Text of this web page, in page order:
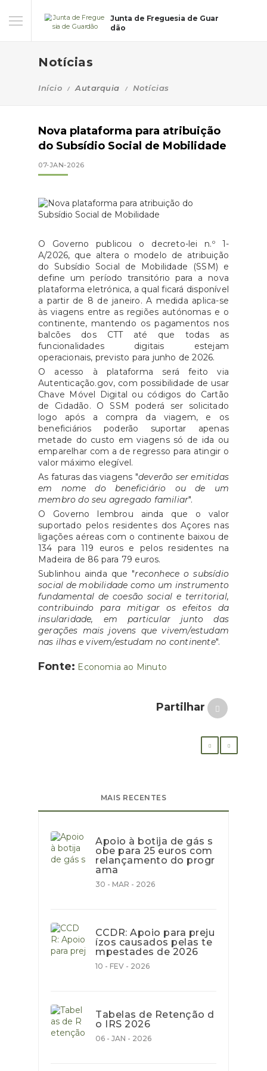
Junta de Freguesia de Guar
dão
Notícias
Início Autarquia Notícias
Nova plataforma para atribuição
do Subsídio Social de Mobilidade
07-JAN-2026
O Governo publicou o decreto-lei n.º 1-
A/2026, que altera o modelo de atribuição
do Subsídio Social de Mobilidade (SSM) e
define um período transitório para a nova
plataforma eletrónica, a qual ficará disponível
a partir de 8 de janeiro. A medida aplica-se
às viagens entre as regiões autónomas e o
continente, mantendo os pagamentos nos
balcões dos CTT até que todas as
funcionalidades digitais estejam
operacionais, previsto para junho de 2026.
O acesso à plataforma será feito via
Autenticação.gov, com possibilidade de usar
Chave Móvel Digital ou códigos do Cartão
de Cidadão. O SSM poderá ser solicitado
logo após a compra da viagem, e os
beneficiários poderão suportar apenas
metade do custo em viagens só de ida ou
emparelhar com a de regresso para atingir o
valor máximo elegível.
As faturas das viagens "deverão ser emitidas
em nome do beneficiário ou de um
membro do seu agregado familiar".
O Governo lembrou ainda que o valor
suportado pelos residentes dos Açores nas
ligações aéreas com o continente baixou de
134 para 119 euros e pelos residentes na
Madeira de 86 para 79 euros.
Sublinhou ainda que "reconhece o subsídio
social de mobilidade como um instrumento
fundamental de coesão social e territorial,
contribuindo para mitigar os efeitos da
insularidade, em particular junto das
gerações mais jovens que vivem/estudam
nas ilhas e vivem/estudam no continente".
Fonte: Economia ao Minuto
Partilhar
MAIS RECENTES
Apoio à botija de gás s
obe para 25 euros com
relançamento do progr
ama
30 - MAR - 2026
CCDR: Apoio para preju
ízos causados pelas te
mpestades de 2026
10 - FEV - 2026
Tabelas de Retenção d
o IRS 2026
06 - JAN - 2026